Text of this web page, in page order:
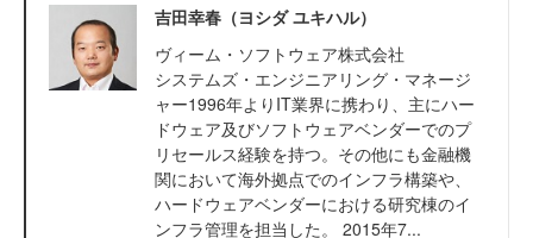
吉田幸春（ヨシダ ユキハル）
ヴィーム・ソフトウェア株式会社
システムズ・エンジニアリング・マネージ
ャー1996年よりIT業界に携わり、主にハー
ドウェア及びソフトウェアベンダーでのプ
リセールス経験を持つ。その他にも金融機
関において海外拠点でのインフラ構築や、
ハードウェアベンダーにおける研究棟のイ
ンフラ管理を担当した。 2015年7...